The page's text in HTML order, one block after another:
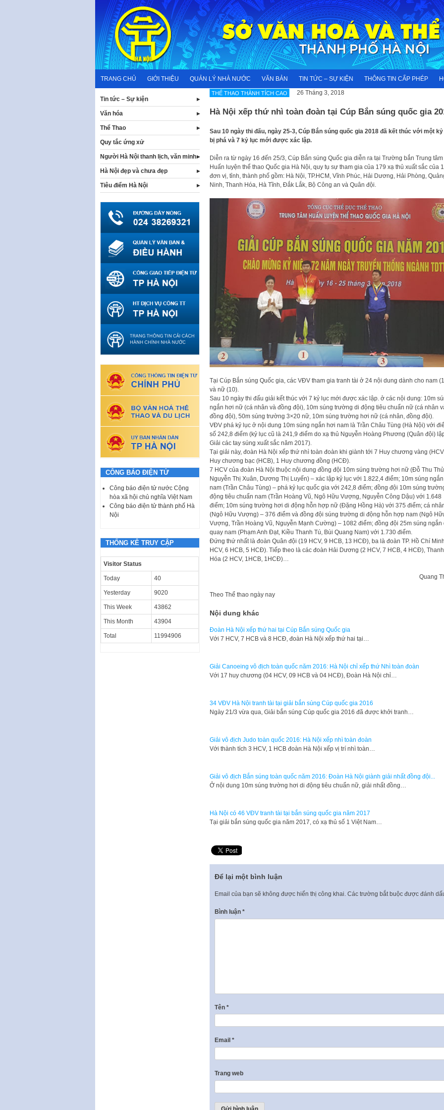
content
TRANG CHỦ GIỚI THIỆU QUẢN LÝ NHÀ NƯỚC VĂN BẢN TIN TỨC – SỰ KIỆN THÔNG TIN CẤP PHÉP
THẾ THAO THÀNH TÍCH CAO 26 Tháng 3, 2018
Hà Nội xếp thứ nhì toàn đoàn tại Cúp Bắn súng quốc gia
Sau 10 ngày thi đấu, ngày 25-3, Cúp Bắn súng quốc gia 2018 đã kết thúc với một
bị phá và 7 kỷ lục mới được xác lập.
Diễn ra từ ngày 16 đến 25/3, Cúp Bắn súng Quốc gia diễn ra tại Trường bắn Trung tâm
Huấn luyện thể thao Quốc gia Hà Nội, quy tụ sự tham gia của 179 xạ thủ xuất sắc của
đơn vị, tỉnh, thành phố gồm: Hà Nội, TP.HCM, Vĩnh Phúc, Hải Dương, Hải Phòng,
Ninh, Thanh Hóa, Hà Tĩnh, Đắk Lắk, Bộ Công an và Quân đội.
Tại Cúp Bắn súng Quốc gia, các VĐV tham gia tranh tài ở 24 nội dung dành cho nam
và nữ (10).
Sau 10 ngày thi đấu giải kết thúc với 7 kỷ lục mới được xác lập. ở các nội dung: 10m
ngắn hơi nữ (cá nhân và đồng đội), 10m súng trường di động tiêu chuẩn nữ (cá nhân
đồng đội), 50m súng trường 3×20 nữ, 10m súng trường hơi nữ (cá nhân, đồng đội).
VĐV phá kỷ lục ở nội dung 10m súng ngắn hơi nam là Trần Châu Tùng (Hà Nội) với
số 242,8 điểm (kỷ lục cũ là 241,9 điểm do xạ thủ Nguyễn Hoàng Phương (Quân đội)
Giải các tay súng xuất sắc năm 2017).
Tại giải này, đoàn Hà Nội xếp thứ nhì toàn đoàn khi giành tới 7 Huy chương vàng
Huy chương bạc (HCB), 1 Huy chương đồng (HCĐ).
7 HCV của đoàn Hà Nội thuộc nội dung đồng đội 10m súng trường hơi nữ (Đỗ Thu
Nguyễn Thị Xuân, Dương Thị Luyến) – xác lập kỷ lục với 1.822,4 điểm; 10m súng
nam (Trần Châu Tùng) – phá kỷ lục quốc gia với 242,8 điểm; đồng đội 10m súng
động tiêu chuẩn nam (Trần Hoàng Vũ, Ngô Hữu Vượng, Nguyễn Công Dậu) với 1.648
điểm; 10m súng trường hơi di động hỗn hợp nữ (Đặng Hồng Hà) với 375 điểm; cá
(Ngô Hữu Vượng) – 376 điểm và đồng đội súng trường di động hỗn hợp nam (Ngô
Vượng, Trần Hoàng Vũ, Nguyễn Mạnh Cường) – 1082 điểm; đồng đội 25m súng ngắn
quay nam (Phạm Anh Đạt, Kiều Thanh Tú, Bùi Quang Nam) với 1.730 điểm.
Đứng thứ nhất là đoàn Quân đội (19 HCV, 9 HCB, 13 HCĐ), ba là đoàn TP. Hồ Chí
HCV, 6 HCB, 5 HCĐ). Tiếp theo là các đoàn Hải Dương (2 HCV, 7 HCB, 4 HCĐ), Thanh
Hóa (2 HCV, 1HCB, 1HCĐ)…
Quang
Theo Thể thao ngày nay
Nội dung khác
Đoàn Hà Nội xếp thứ hai tại Cúp Bắn súng Quốc gia
Với 7 HCV, 7 HCB và 8 HCĐ, đoàn Hà Nội xếp thứ hai tại…
Giải Canoeing vô địch toàn quốc năm 2016: Hà Nội chỉ xếp thứ Nhì toàn đoàn
Với 17 huy chương (04 HCV, 09 HCB và 04 HCĐ), Đoàn Hà Nội chỉ…
34 VĐV Hà Nội tranh tài tại giải bắn súng Cúp quốc gia 2016
Ngày 21/3 vừa qua, Giải bắn súng Cúp quốc gia 2016 đã được khởi tranh…
Giải vô địch Judo toàn quốc 2016: Hà Nội xếp nhì toàn đoàn
Với thành tích 3 HCV, 1 HCB đoàn Hà Nội xếp vị trí nhì toàn…
Giải vô địch Bắn súng toàn quốc năm 2016: Đoàn Hà Nội giành giải nhất đồng đội...
Ở nội dung 10m súng trường hơi di động tiêu chuẩn nữ, giải nhất đồng…
Hà Nội có 46 VĐV tranh tài tại bắn súng quốc gia năm 2017
Tại giải bắn súng quốc gia năm 2017, có xạ thủ số 1 Việt Nam…
Để lại một bình luận
Email của bạn sẽ không được hiển thị công khai. Các trường bắt buộc được đánh
Bình luận *
Tên *
Email *
Trang web
Tin tức – Sự kiện
Văn hóa
Thể Thao
Quy tắc ứng xử
Người Hà Nội thanh lịch, văn minh
Hà Nội đẹp và chưa đẹp
Tiêu điểm Hà Nội
CÔNG BÁO ĐIỆN TỬ
Công báo điện tử nước Cộng
hòa xã hội chủ nghĩa Việt Nam
Công báo điện tử thành phố Hà
Nội
THỐNG KÊ TRUY CẬP
Visitor Status
Today 40
Yesterday 9020
This Week 43862
This Month 43904
Total 11994906